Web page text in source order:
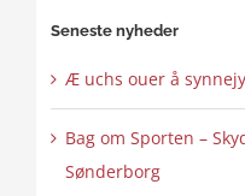
Seneste nyheder
Æ uchs ouer å
Bag om Sporten –
Sønderborg